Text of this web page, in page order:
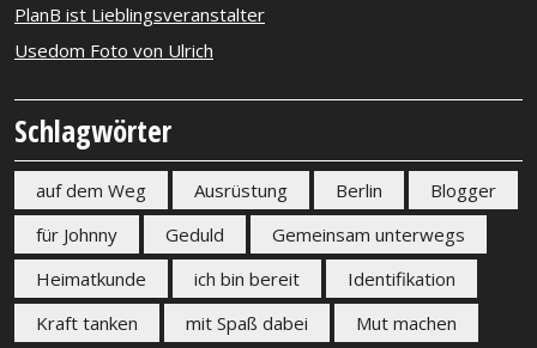
PlanB ist Lieblingsveranstalter
Usedom Foto von Ulrich
Schlagwörter
auf dem Weg Ausrüstung Berlin
Blogger
für Johnny
Geduld
Gemeinsam unterwegs
Heimatkunde
ich bin bereit
Identifikation
Kraft tanken
mit Spaß dabei Mut machen